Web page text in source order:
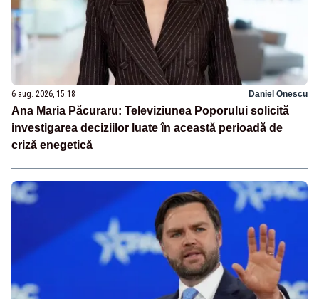
6 aug. 2026, 15:18 Daniel Onescu
Ana Maria Păcuraru: Televiziunea Poporului solicită
investigarea deciziilor luate în această perioadă de
criză enegetică